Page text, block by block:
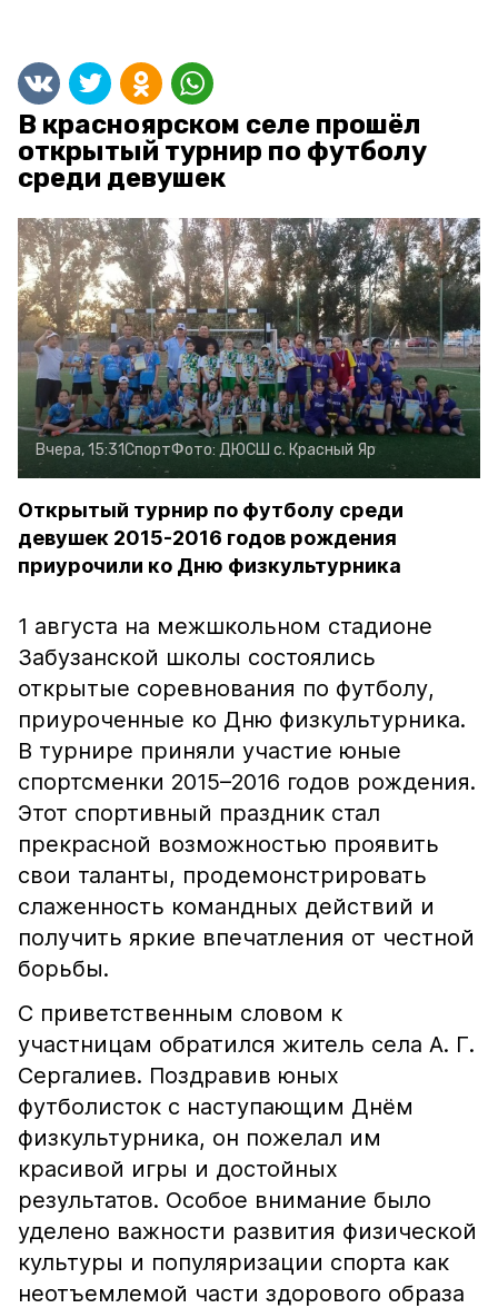
В красноярском селе прошёл
открытый турнир по футболу
среди девушек
Вчера, 15:31СпортФото: ДЮСШ с. Красный Яр
Открытый турнир по футболу среди
девушек 2015-2016 годов рождения
приурочили ко Дню физкультурника
1 августа на межшкольном стадионе
Забузанской школы состоялись
открытые соревнования по футболу,
приуроченные ко Дню физкультурника.
В турнире приняли участие юные
спортсменки 2015–2016 годов рождения.
Этот спортивный праздник стал
прекрасной возможностью проявить
свои таланты, продемонстрировать
слаженность командных действий и
получить яркие впечатления от честной
борьбы.
С приветственным словом к
участницам обратился житель села А. Г.
Сергалиев. Поздравив юных
футболисток с наступающим Днём
физкультурника, он пожелал им
красивой игры и достойных
результатов. Особое внимание было
уделено важности развития физической
культуры и популяризации спорта как
неотъемлемой части здорового образа